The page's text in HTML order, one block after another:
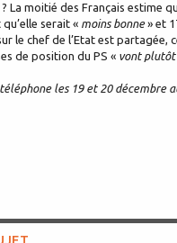
La moitié des Français estime
serait « moins bonne» et
le chef de l’Etat est partagée,
de position du PS « vont plutôt
les 19 et 20 décembre